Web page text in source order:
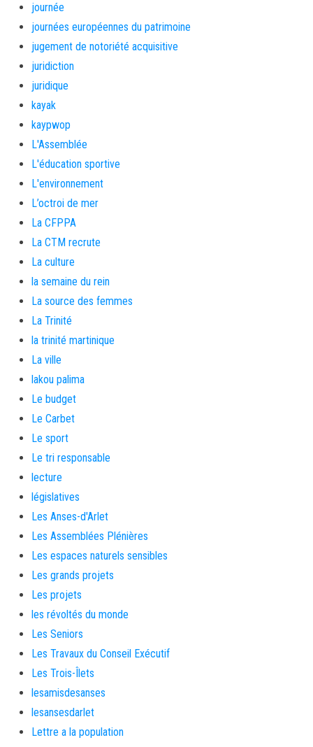
journée
journées européennes du patrimoine
jugement de notoriété acquisitive
juridiction
juridique
kayak
kaypwop
L'Assemblée
L'éducation sportive
L'environnement
L’octroi de mer
La CFPPA
La CTM recrute
La culture
la semaine du rein
La source des femmes
La Trinité
la trinité martinique
La ville
lakou palima
Le budget
Le Carbet
Le sport
Le tri responsable
lecture
législatives
Les Anses-d'Arlet
Les Assemblées Plénières
Les espaces naturels sensibles
Les grands projets
Les projets
les révoltés du monde
Les Seniors
Les Travaux du Conseil Exécutif
Les Trois-Îlets
lesamisdesanses
lesansesdarlet
Lettre a la population